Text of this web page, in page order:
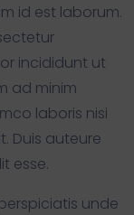
id est laborum.
incididunt ut
ad minim
laboris nisi
Duis auteure
esse.
unde